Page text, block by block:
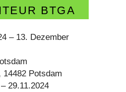
BTGA
– 13. Dezember
Potsdam
29.11.2024